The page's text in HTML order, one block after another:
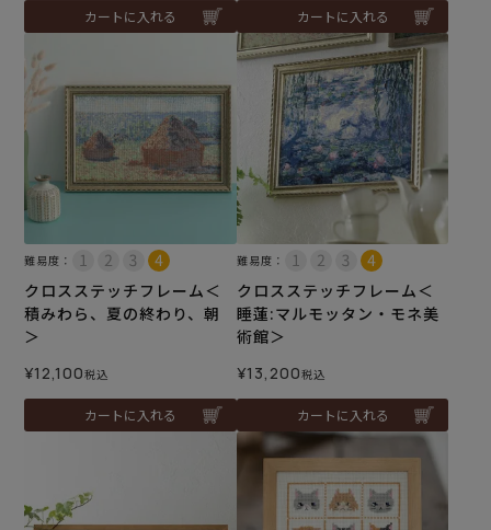
カートに入れる カートに入れる
難易度：
クロスステッチフレーム＜
積みわら、夏の終わり、朝
＞
¥12,100税込
カートに入れる
難易度：
クロスステッチフレーム＜
睡蓮:マルモッタン・モネ美
術館＞
¥13,200税込
カートに入れる